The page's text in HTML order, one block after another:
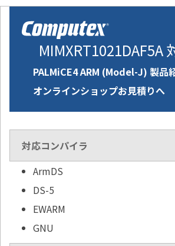
MIMXRT1021DAF5A
PALMiCE4 ARM (Model-J) 製品
オンラインショップお見積りへ
対応コンパイラ
ArmDS
DS-5
EWARM
GNU